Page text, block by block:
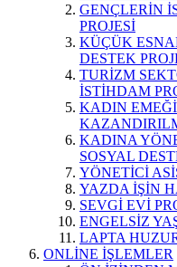
GENÇLERİN
PROJESİ
KÜÇÜK
DESTEK
TURİZM
İSTİHDAM
KADIN
KADINA
SOSYAL
YÖNETİCİ
YAZDA İŞİN
SEVGİ EVİ
ENGELSİZ
LAPTA
ONLİNE İŞLEMLER